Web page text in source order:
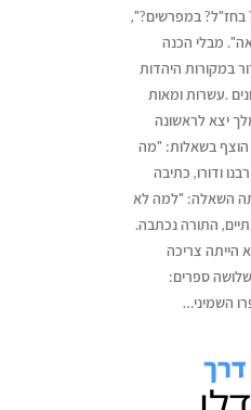
בחז"ל? במפרשים?",
מבלי הכנה
במקורות היהדות
.עשרות ומאות
יצא לראשונה
הוצף בשאלות: "מה
ודורו, כתיבה
השאלה: "למה לא
התורה נכתבה.
הייתה צריכה
שלושה ספרים:
השמיני…